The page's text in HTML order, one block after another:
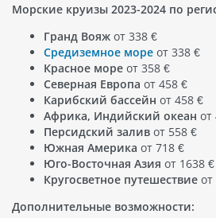
Морские круизы 2023-2024 по
Гранд Вояж от 338 €
Средиземное море от 338 €
Красное море от 358 €
Северная Европа от 458 €
Карибский бассейн от 458 €
Африка, Индийский океан от
Персидский залив от 558 €
Южная Америка от 718 €
Юго-Восточная Азия от 1638 €
Кругосветное путешествие от
Дополнительные возможности: